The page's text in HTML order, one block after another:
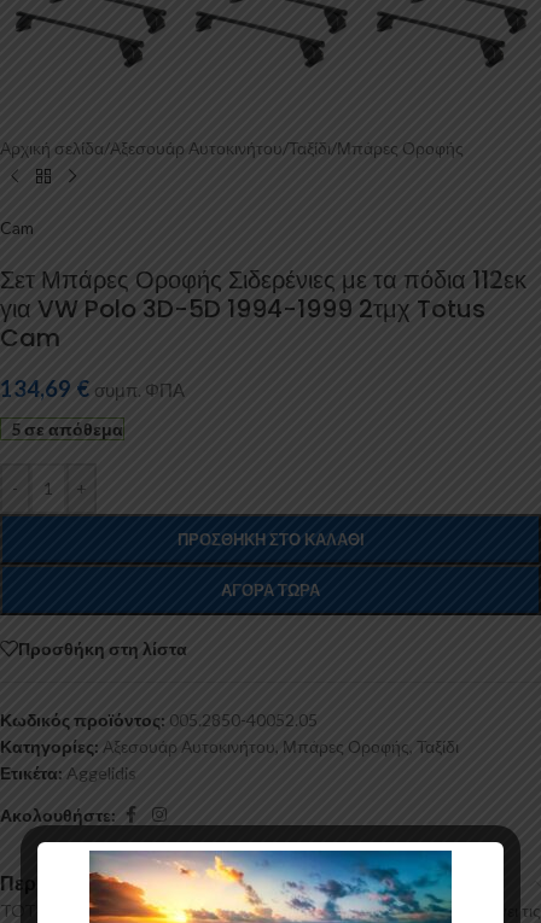
Αρχική σελίδα/Αξεσουάρ Αυτοκινήτου/Ταξίδι/Μπάρες Οροφής
Cam
Σετ Μπάρες Οροφής Σιδερένιες με τα πόδια 112εκ
για VW Polo 3D-5D 1994-1999 2τμχ Totus
Cam
134,69 € συμπ. ΦΠΑ
5 σε απόθεμα
- +
ΠΡΟΣΘΉΚΗ ΣΤΟ ΚΑΛΆΘΙ
ΑΓΟΡΆ ΤΏΡΑ
Προσθήκη στη λίστα
Κωδικός προϊόντος: 005.2850-40052.05
Κατηγορίες: Αξεσουάρ Αυτοκινήτου, Μπάρες Οροφής, Ταξίδι
Ετικέτα: Aggelidis
Ακολουθήστε:
Περιγραφή
TOTUS: Ένα ολοκληρωμένο κιτ από την CAM, το οποίο περιλαμβάνει τις